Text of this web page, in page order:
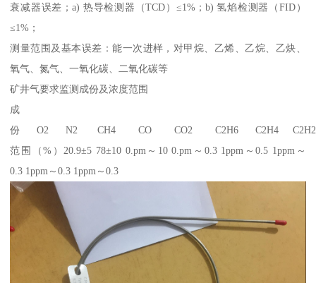
衰减器误差；a) 热导检测器（TCD）≤1%；b) 氢焰检测器（FID）
≤1%；
测量范围及基本误差：能一次进样，对甲烷、乙烯、乙烷、乙炔、
氧气、氮气、一氧化碳、二氧化碳等
矿井气要求监测成份及浓度范围
成
份 O2 N2 CH4 CO CO2 C2H6 C2H4 C2H2
范围（%）20.9±5 78±10 0.pm～10 0.pm～0.3 1ppm～0.5 1ppm～
0.3 1ppm～0.3 1ppm～0.3